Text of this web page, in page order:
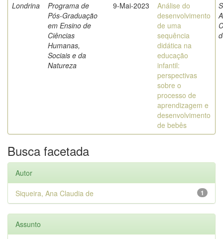
Londrina
Programa de
Pós-Graduação
em Ensino de
Ciências
Humanas,
Sociais e da
Natureza
9-Mai-2023
Análise do
desenvolvimento
de uma
sequência
didática na
educação
infantil:
perspectivas
sobre o
processo de
aprendizagem e
desenvolvimento
de bebês
Busca facetada
Autor
1
Siqueira, Ana Claudia de
Assunto